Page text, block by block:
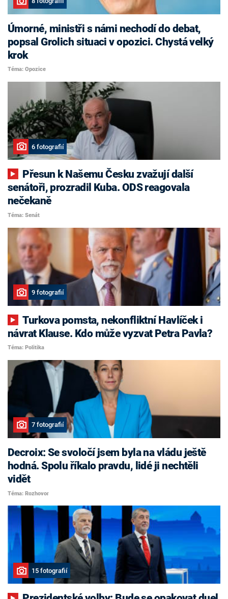
Úmorné, ministři s námi nechodí do debat,
popsal Grolich situaci v opozici. Chystá velký
krok
Téma: Opozice
6 fotografií
senátoři, prozradil Kuba. ODS reagovala
nečekaně
Téma: Senát
9 fotografií
Turkova pomsta, nekonfliktní Havlíček i
návrat Klause. Kdo může vyzvat Petra Pavla?
Téma: Politika
7 fotografií
Decroix: Se svoločí jsem byla na vládu ještě
hodná. Spolu říkalo pravdu, lidé ji nechtěli
vidět
Téma: Rozhovor
15 fotografií